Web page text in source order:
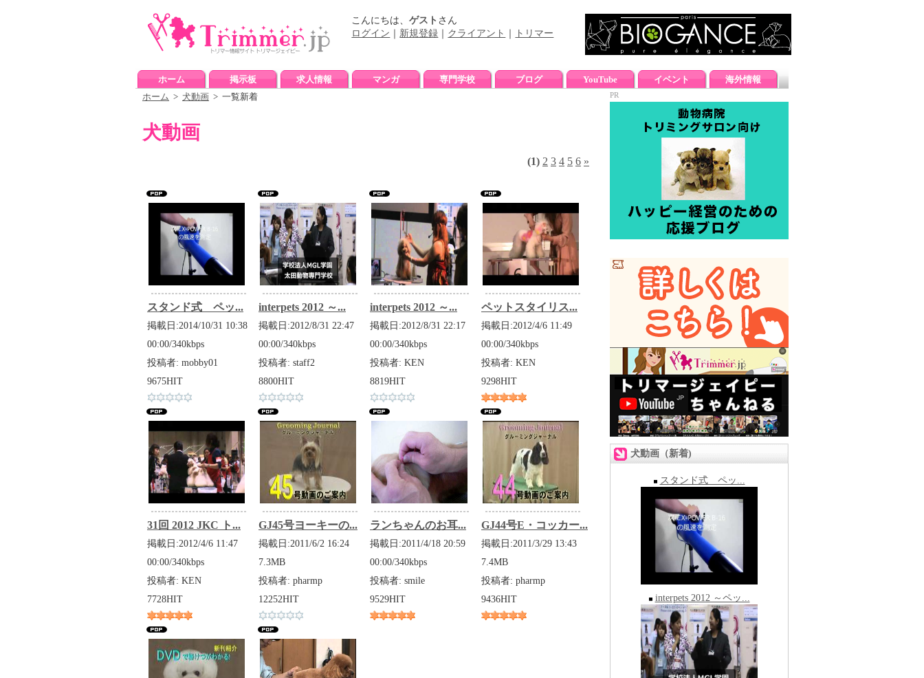
こんにちは、ゲスト さん
ログイン
新規登録 クライアント トリマー
ホーム 掲示板 求人情報 マンガ 専門学校 ブログ YouTube イベント
海外情報
ホーム > 犬動画 > 一覧新着
犬動画
(1) 2 3 4 5 6 »
スタンド式 ペッ...
掲載日:2014/10/31 10:38
00:00/340kbps
投稿者: mobby01
9675HIT
interpets 2012 ～...
掲載日:2012/8/31 22:47
00:00/340kbps
投稿者: staff2
8800HIT
interpets 2012 ～...
掲載日:2012/8/31 22:17
00:00/340kbps
投稿者: KEN
8819HIT
ペットスタイリス...
掲載日:2012/4/6 11:49
00:00/340kbps
投稿者: KEN
9298HIT
31回 2012 JKC ト...
掲載日:2012/4/6 11:47
00:00/340kbps
投稿者: KEN
7728HIT
GJ45号ヨーキーの...
掲載日:2011/6/2 16:24
7.3MB
投稿者: pharmp
12252HIT
ランちゃんのお耳...
掲載日:2011/4/18 20:59
00:00/340kbps
投稿者: smile
9529HIT
GJ44号E・コッカー...
掲載日:2011/3/29 13:43
7.4MB
投稿者: pharmp
9436HIT
PR
犬動画（新着)
スタンド式 ペッ...
interpets 2012 ～ペッ...